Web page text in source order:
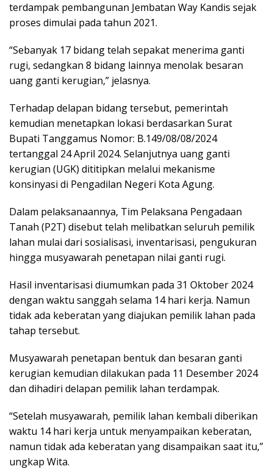
terdampak pembangunan Jembatan Way Kandis sejak
proses dimulai pada tahun 2021.
“Sebanyak 17 bidang telah sepakat menerima ganti
rugi, sedangkan 8 bidang lainnya menolak besaran
uang ganti kerugian,” jelasnya.
Terhadap delapan bidang tersebut, pemerintah
kemudian menetapkan lokasi berdasarkan Surat
Bupati Tanggamus Nomor: B.149/08/08/2024
tertanggal 24 April 2024. Selanjutnya uang ganti
kerugian (UGK) dititipkan melalui mekanisme
konsinyasi di Pengadilan Negeri Kota Agung.
Dalam pelaksanaannya, Tim Pelaksana Pengadaan
Tanah (P2T) disebut telah melibatkan seluruh pemilik
lahan mulai dari sosialisasi, inventarisasi, pengukuran
hingga musyawarah penetapan nilai ganti rugi.
Hasil inventarisasi diumumkan pada 31 Oktober 2024
dengan waktu sanggah selama 14 hari kerja. Namun
tidak ada keberatan yang diajukan pemilik lahan pada
tahap tersebut.
Musyawarah penetapan bentuk dan besaran ganti
kerugian kemudian dilakukan pada 11 Desember 2024
dan dihadiri delapan pemilik lahan terdampak.
“Setelah musyawarah, pemilik lahan kembali diberikan
waktu 14 hari kerja untuk menyampaikan keberatan,
namun tidak ada keberatan yang disampaikan saat itu,”
ungkap Wita.